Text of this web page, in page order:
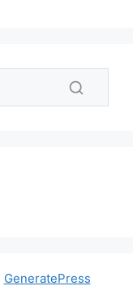
GeneratePress